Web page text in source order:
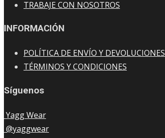
TRABAJE CON NOSOTROS
INFORMACIÓN
POLÍTICA DE ENVÍO Y DEVOLUCIONES
TÉRMINOS Y CONDICIONES
Síguenos
Yagg Wear
@yaggwear